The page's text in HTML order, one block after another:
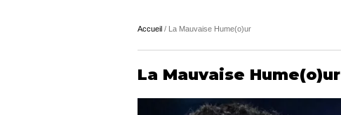
Accueil / La Mauvaise Hume(o)ur
La Mauvaise Hume(o)ur